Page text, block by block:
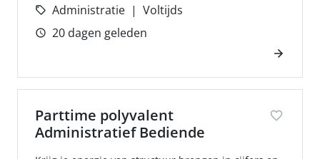
Administratie
Voltijds
20 dagen geleden
Parttime polyvalent
Administratief Bediende